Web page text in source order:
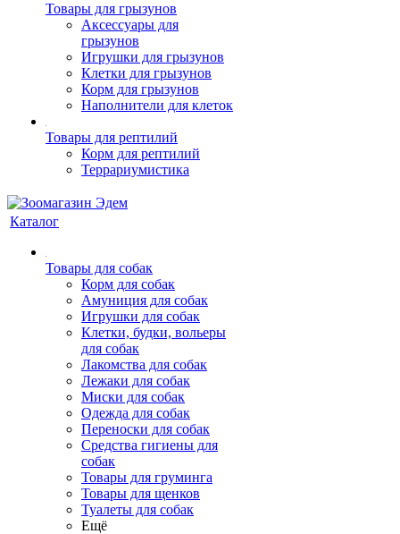
Товары для грызунов
Аксессуары для
грызунов
Игрушки для грызунов
Клетки для грызунов
Корм для грызунов
Наполнители для клеток
Товары для рептилий
Корм для рептилий
Террариумистика
Каталог
Товары для собак
Корм для собак
Амуниция для собак
Игрушки для собак
Клетки, будки, вольеры
для собак
Лакомства для собак
Лежаки для собак
Миски для собак
Одежда для собак
Переноски для собак
Средства гигиены для
собак
Товары для груминга
Товары для щенков
Туалеты для собак
Ещё